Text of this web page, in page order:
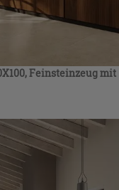
Feinsteinzeug mit